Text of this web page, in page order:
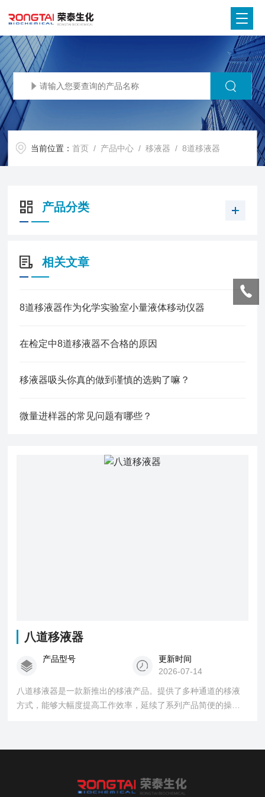
当前位置：首页 / 产品中心 /移液器 /8道移液器
产品分类
相关文章
8道移液器作为化学实验室小量液体移动仪器
在检定中8道移液器不合格的原因
移液器吸头你真的做到谨慎的选购了嘛？
微量进样器的常见问题有哪些？
八道移液器
产品型号
更新时间
2026-07-14
八道移液器是一款新推出的移液产品。提供了多种通道的移液
方式，能够大幅度提高工作效率，延续了系列产品简便的操作